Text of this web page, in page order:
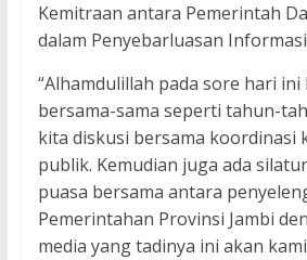
Kemitraan antara Pemerintah
dalam Penyebarluasan
“Alhamdulillah pada sore hari
bersama-sama seperti tahun-
kita diskusi bersama koordinasi
publik. Kemudian juga ada
puasa bersama antara
Pemerintahan Provinsi Jambi
media yang tadinya ini akan